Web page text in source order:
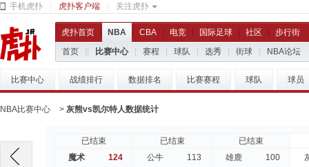
手机虎扑 虎扑客户端 关注虎扑
虎扑首页 NBA CBA 电竞 国际足球 社区
步行街
首页
比赛中心 赛程 球队 选秀 街球 NBA论坛
比赛中心 战绩排行 数据排名 比赛赛程 球队 球员
NBA比赛中心 > 灰熊vs凯尔特人数据统计
已结束
魔术
124
已结束
公牛
113
已结束
雄鹿
100